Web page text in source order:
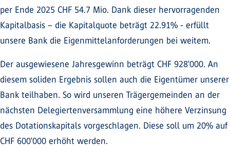
per Ende 2025 CHF 54.7 Mio. Dank dieser hervorragenden
Kapitalbasis – die Kapitalquote beträgt 22.91% - erfüllt
unsere Bank die Eigenmittelanforderungen bei weitem.
Der ausgewiesene Jahresgewinn beträgt CHF 928'000. An
diesem soliden Ergebnis sollen auch die Eigentümer unserer
Bank teilhaben. So wird unseren Trägergemeinden an der
nächsten Delegiertenversammlung eine höhere Verzinsung
des Dotationskapitals vorgeschlagen. Diese soll um 20% auf
CHF 600'000 erhöht werden.